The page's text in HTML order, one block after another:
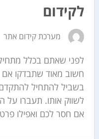
לקידום
מערכת קידום אתר
לפני שאתם בכלל
חשוב מאוד שתבדקו
בשביל להתחיל להתקדם
לשווק אותו. תעברו
אם חסר לכם ואפילו